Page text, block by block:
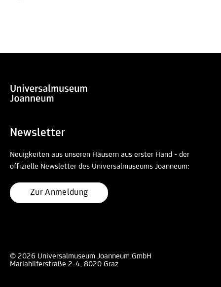
Newsletter
Neuigkeiten aus unseren Häusern aus erster Hand - der
offizielle Newsletter des Universalmuseums Joanneum:
Zur Anmeldung
© 2026 Universalmuseum Joanneum GmbH
Mariahilferstraße 2-4, 8020 Graz